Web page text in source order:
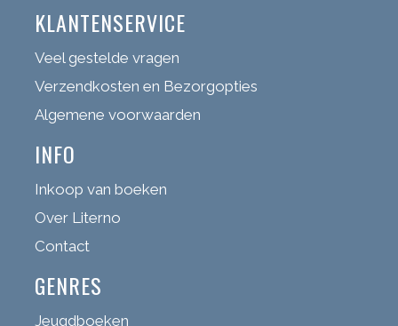
KLANTENSERVICE
Veel gestelde vragen
Verzendkosten en Bezorgopties
Algemene voorwaarden
INFO
Inkoop van boeken
Over Literno
Contact
GENRES
Jeugdboeken